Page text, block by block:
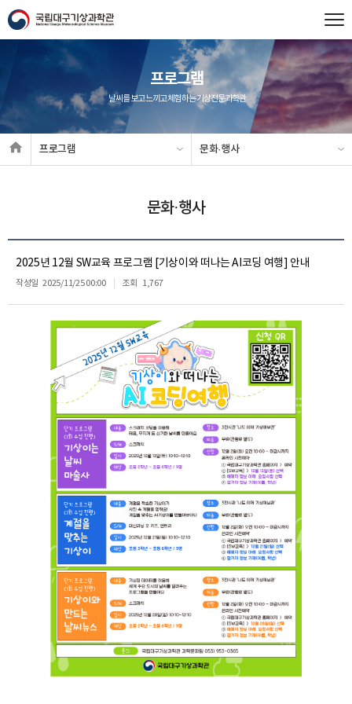
프로그램
날씨를 보고 느끼고 체험하는 기상전문과학관
프로그램 문화·행사
문화·행사
2025년 12월 SW교육 프로그램 [기상이와 떠나는 AI코딩 여행] 안내
작성일 2025/11/25 00:00 조회 1,767